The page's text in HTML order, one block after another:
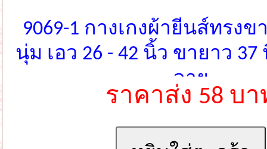
9069-1 กางเกงผ้ายีนส์ทรง
นุ่ม เอว 26 - 42 นิ้ว ขายาว
ลาย
ราคาส่ง 58 บา